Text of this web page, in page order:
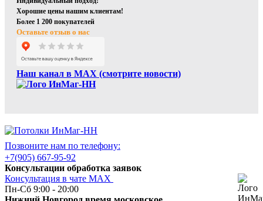
Хорошие цены нашим клиентам!
Более 1 200 покупателей
Оставьте отзыв о нас
Наш канал в МАХ (смотрите новости)
Позвоните нам по телефону:
+7(905) 667-95-92
Консультации обработка заявок
Консультация в чате МАХ
Пн-Сб 9:00 - 20:00